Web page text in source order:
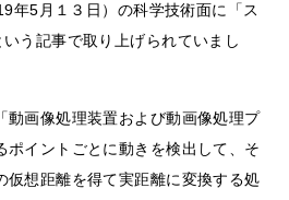
年5月１３日）の科学技術面に「ス
う記事で取り上げられていまし
動画像処理装置および動画像処理プ
ポイントごとに動きを検出して、そ
仮想距離を得て実距離に変換する処